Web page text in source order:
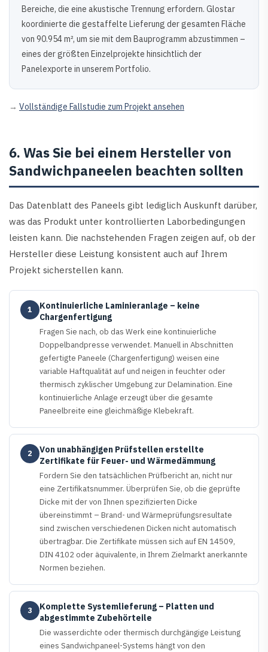
Bereiche, die eine akustische Trennung erfordern. Glostar
koordinierte die gestaffelte Lieferung der gesamten Fläche
von 90.954 m², um sie mit dem Bauprogramm abzustimmen –
eines der größten Einzelprojekte hinsichtlich der
Panelexporte in unserem Portfolio.
→ Vollständige Fallstudie zum Projekt ansehen
6. Was Sie bei einem Hersteller von
Sandwichpaneelen beachten sollten
Das Datenblatt des Paneels gibt lediglich Auskunft darüber,
was das Produkt unter kontrollierten Laborbedingungen
leisten kann. Die nachstehenden Fragen zeigen auf, ob der
Hersteller diese Leistung konsistent auch auf Ihrem
Projekt sicherstellen kann.
1
Kontinuierliche Laminieranlage – keine
Chargenfertigung
Fragen Sie nach, ob das Werk eine kontinuierliche
Doppelbandpresse verwendet. Manuell in Abschnitten
gefertigte Paneele (Chargenfertigung) weisen eine
variable Haftqualität auf und neigen in feuchter oder
thermisch zyklischer Umgebung zur Delamination. Eine
kontinuierliche Anlage erzeugt über die gesamte
Paneelbreite eine gleichmäßige Klebekraft.
2
Von unabhängigen Prüfstellen erstellte
Zertifikate für Feuer- und Wärmedämmung
Fordern Sie den tatsächlichen Prüfbericht an, nicht nur
eine Zertifikatsnummer. Überprüfen Sie, ob die geprüfte
Dicke mit der von Ihnen spezifizierten Dicke
übereinstimmt – Brand- und Wärmeprüfungsresultate
sind zwischen verschiedenen Dicken nicht automatisch
übertragbar. Die Zertifikate müssen sich auf EN 14509,
DIN 4102 oder äquivalente, in Ihrem Zielmarkt anerkannte
Normen beziehen.
3
Komplette Systemlieferung – Platten und
abgestimmte Zubehörteile
Die wasserdichte oder thermisch durchgängige Leistung
eines Sandwichpaneel-Systems hängt von den